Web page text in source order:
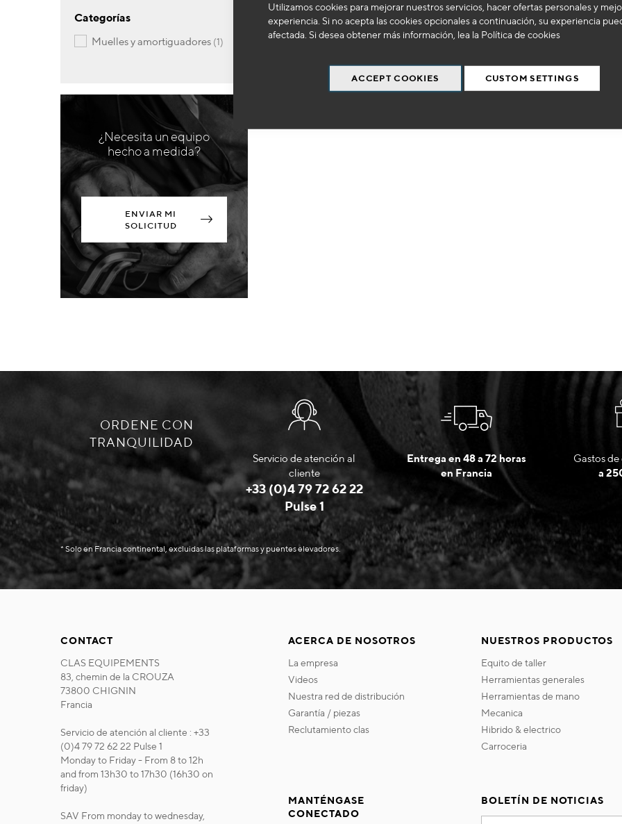
Utilizamos cookies para mejorar nuestros servicios, hacer ofertas personales y
experiencia. Si no acepta las cookies opcionales a continuación, su experiencia
afectada. Si desea obtener más información, lea la Política de cookies
ACCEPT COOKIES CUSTOM SETTINGS
Categorías
muelles y amortiguadores 1artículo
¿Necesita un equipo
hecho a medida?
ENVIAR MI
SOLICITUD
ORDENE CON
TRANQUILIDAD
Servicio de atención al
cliente
+33 (0)4 79 72 62 22
Pulse 1
Entrega en 48 a 72 horas
en Francia
Gastos
a
* Solo en Francia continental, excluidas las plataformas y puentes elevadores.
CONTACT
CLAS EQUIPEMENTS
83, chemin de la CROUZA
73800 CHIGNIN
Francia
Servicio de atención al cliente : +33
(0)4 79 72 62 22 Pulse 1
Monday to Friday - From 8 to 12h
and from 13h30 to 17h30 (16h30 on
friday)
SAV From monday to wednesday,
ACERCA DE NOSOTROS
la empresa
videos
nuestra red de distribución
garantía / piezas
reclutamiento clas
NUESTROS PRODUCTOS
equito de taller
herramientas generales
herramientas de mano
mecanica
hibrido & electrico
carroceria
MANTÉNGASE
CONECTADO
BOLETÍN DE NOTICIAS